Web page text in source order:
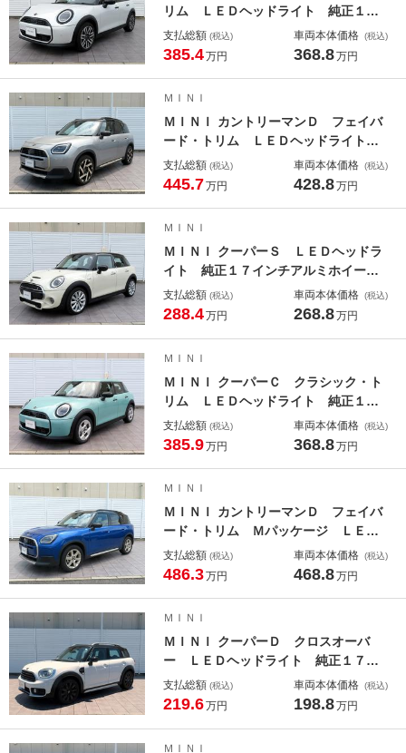
リム ＬＥＤヘッドライト 純正１７
アルミ コーナーセンサー コンフォ
ートアクセス ヘッドアップディスプ
グ 純正ナビ バックカメラ ＥＴＣ
支払総額 (税込)
385.4万円
車両本体価格 (税込)
368.8万円
ＭＩＮＩ
ＭＩＮＩ カントリーマンＤ フェイバ
ード・トリム ＬＥＤヘッドライト
純正１９アルミ オートトランク コ
ンフォートアクセス トップ＋バック
ブクルコン レーンチェンジ＆ディパ
ーチャー
支払総額 (税込)
445.7万円
車両本体価格 (税込)
428.8万円
ＭＩＮＩ
ＭＩＮＩ クーパーＳ ＬＥＤヘッドラ
イト 純正１７インチアルミホイー
ル コーナーセンサー コンフォート
アクセス 純正ナビ バックカメラ
支払総額 (税込)
288.4万円
車両本体価格 (税込)
268.8万円
ＭＩＮＩ
ＭＩＮＩ クーパーＣ クラシック・ト
リム ＬＥＤヘッドライト 純正１６
アルミホイール コーナーセンサー
コンフォートアクセス シートヒータ
ン レーンチェンジ＆ディパーチャー
支払総額 (税込)
385.9万円
車両本体価格 (税込)
368.8万円
ＭＩＮＩ
ＭＩＮＩ カントリーマンＤ フェイバ
ード・トリム Ｍパッケージ ＬＥＤ
ヘッドライト １８アルミ コーナー
センサー オートトランク コンフォ
マンカードン レーンチェンジ＆ディ
パーチャー
支払総額 (税込)
486.3万円
車両本体価格 (税込)
468.8万円
ＭＩＮＩ
ＭＩＮＩ クーパーＤ クロスオーバ
ー ＬＥＤヘッドライト 純正１７イ
ンチアルミホイール リアコーナーセ
ンサー オートトランク コンフォー
支払総額 (税込)
219.6万円
車両本体価格 (税込)
198.8万円
ＭＩＮＩ